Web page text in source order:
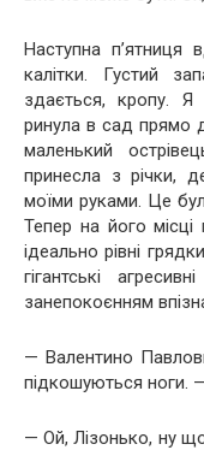
Наступна
калітки. Густий
здається, кропу. Я
ринула в сад прямо
маленький
принесла з річки,
моїми руками. Це
Тепер на його місці
ідеально рівні
гігантські
занепокоєнням
— Валентино
підкошуються ноги.
— Ой, Лізонько, ну